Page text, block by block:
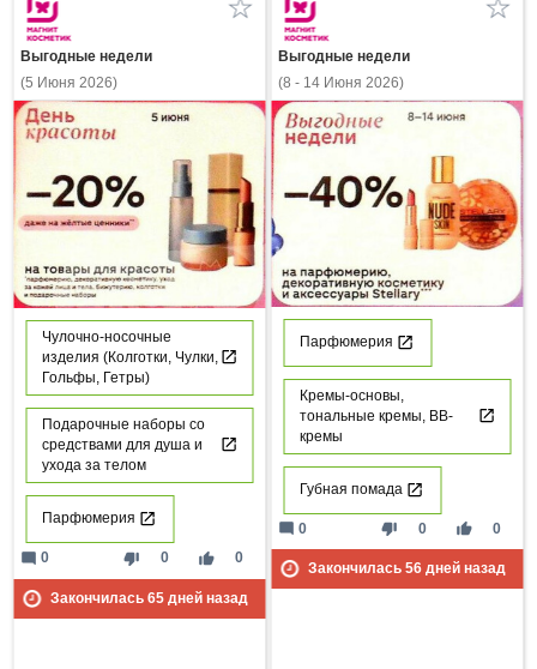
Выгодные недели
(5 Июня 2026)
Чулочно-носочные
изделия (Колготки, Чулки,
Гольфы, Гетры)
Подарочные наборы со
средствами для душа и
ухода за телом
Парфюмерия
thumb_down 0 thumb_up 0
mode_comment 0
Закончилась 65дней назад
Выгодные недели
(8 - 14 Июня 2026)
Парфюмерия
Кремы-основы,
тональные кремы, ВВ-
кремы
Губная помада
thumb_down 0 thumb_up 0
mode_comment 0
Закончилась 56дней назад